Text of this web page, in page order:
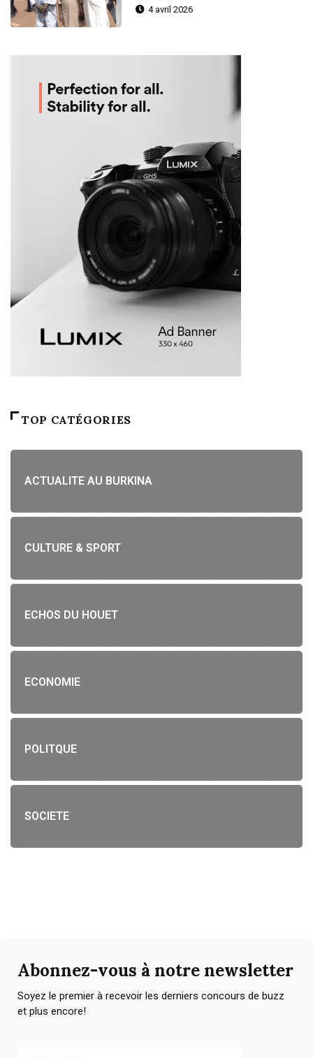
4 avril 2026
TOP CATÉGORIES
ACTUALITE AU BURKINA
CULTURE & SPORT
ECHOS DU HOUET
ECONOMIE
POLITQUE
SOCIETE
Abonnez-vous à notre newsletter
Soyez le premier à recevoir les derniers concours de buzz
et plus encore!